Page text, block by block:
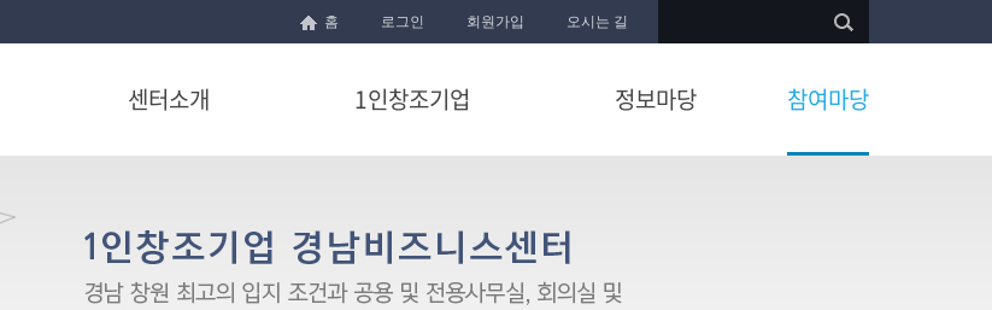
홈 로그인 회원가입 오시는 길
센터소개 1인창조기업 정보마당 참여마당